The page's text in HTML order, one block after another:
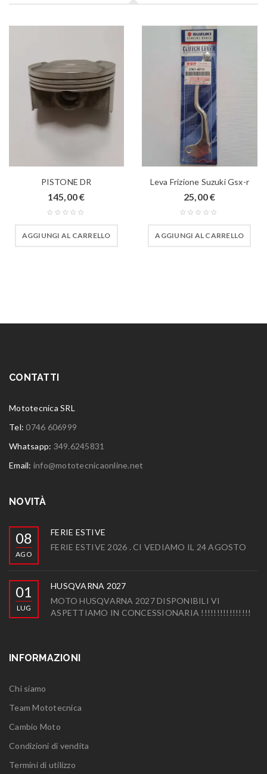
PISTONE DR
145,00€
AGGIUNGI AL CARRELLO
Leva Frizione Suzuki Gsx-r
25,00€
AGGIUNGI AL CARRELLO
CONTATTI
Mototecnica SRL
Tel:0746 606999
Whatsapp: 349.6245831
Email: info@mototecnicaonline.net
NOVITÀ
08
AGO
FERIE ESTIVE
FERIE ESTIVE 2026 . CI VEDIAMO IL 24 AGOSTO
01
LUG
HUSQVARNA 2027
MOTO HUSQVARNA 2027 DISPONIBILI VI
ASPETTIAMO IN CONCESSIONARIA !!!!!!!!!!!!!!!!
INFORMAZIONI
Chi siamo
Team Mototecnica
Cambio Moto
Condizioni di vendita
Termini di utilizzo